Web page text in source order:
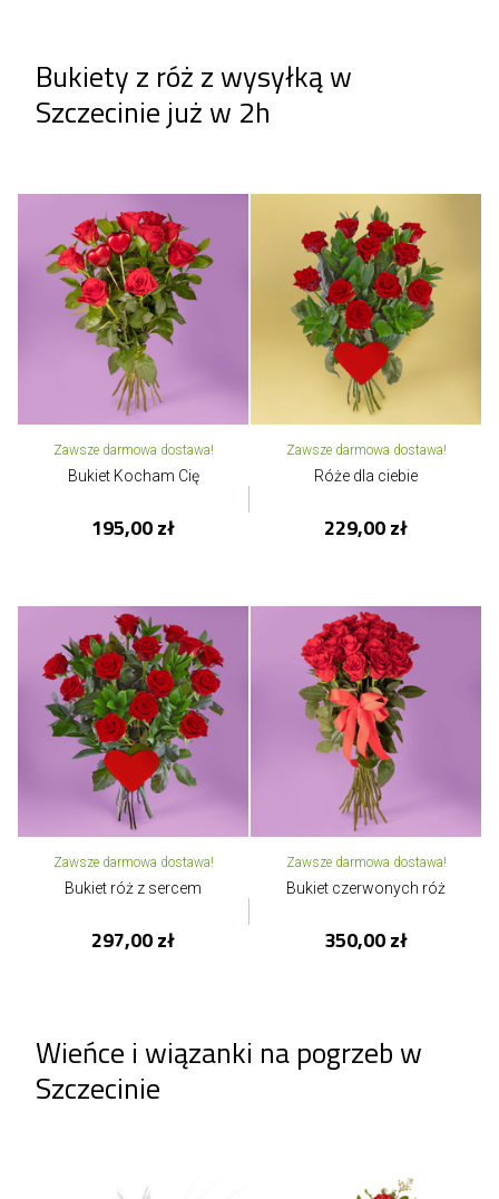
Bukiety z róż z wysyłką w
Szczecinie już w 2h
Zawsze darmowa dostawa!
Bukiet Kocham Cię
195,00 zł
Zawsze darmowa dostawa!
Róże dla ciebie
229,00 zł
Zawsze darmowa dostawa!
Bukiet róż z sercem
297,00 zł
Zawsze darmowa dostawa!
Bukiet czerwonych róż
350,00 zł
Wieńce i wiązanki na pogrzeb w
Szczecinie